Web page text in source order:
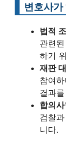
변호사
법적
관련
하기
재판
참여
결과
합의
검찰
니다.